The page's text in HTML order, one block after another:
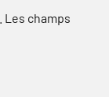
Les champs